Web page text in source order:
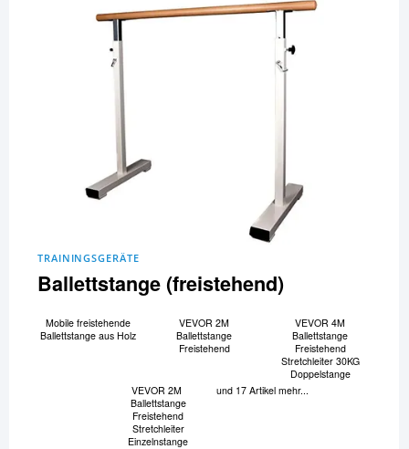
TRAININGSGERÄTE
Ballettstange (freistehend)
Mobile freistehende
Ballettstange aus Holz
VEVOR 2M
Ballettstange
Freistehend
VEVOR 4M
Ballettstange
Freistehend
Stretchleiter 30KG
Doppelstange
VEVOR 2M ​
Ballettstange
Freistehend
Stretchleiter
Einzelnstange
und 17 Artikel mehr...